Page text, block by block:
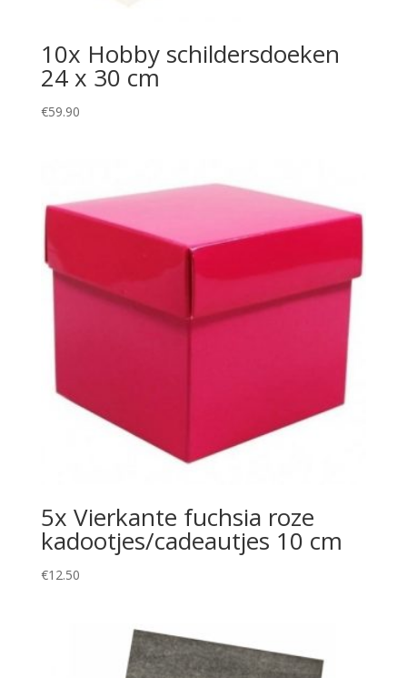
10x Hobby schildersdoeken
24 x 30 cm
€59.90
5x Vierkante fuchsia roze
kadootjes/cadeautjes 10 cm
€12.50